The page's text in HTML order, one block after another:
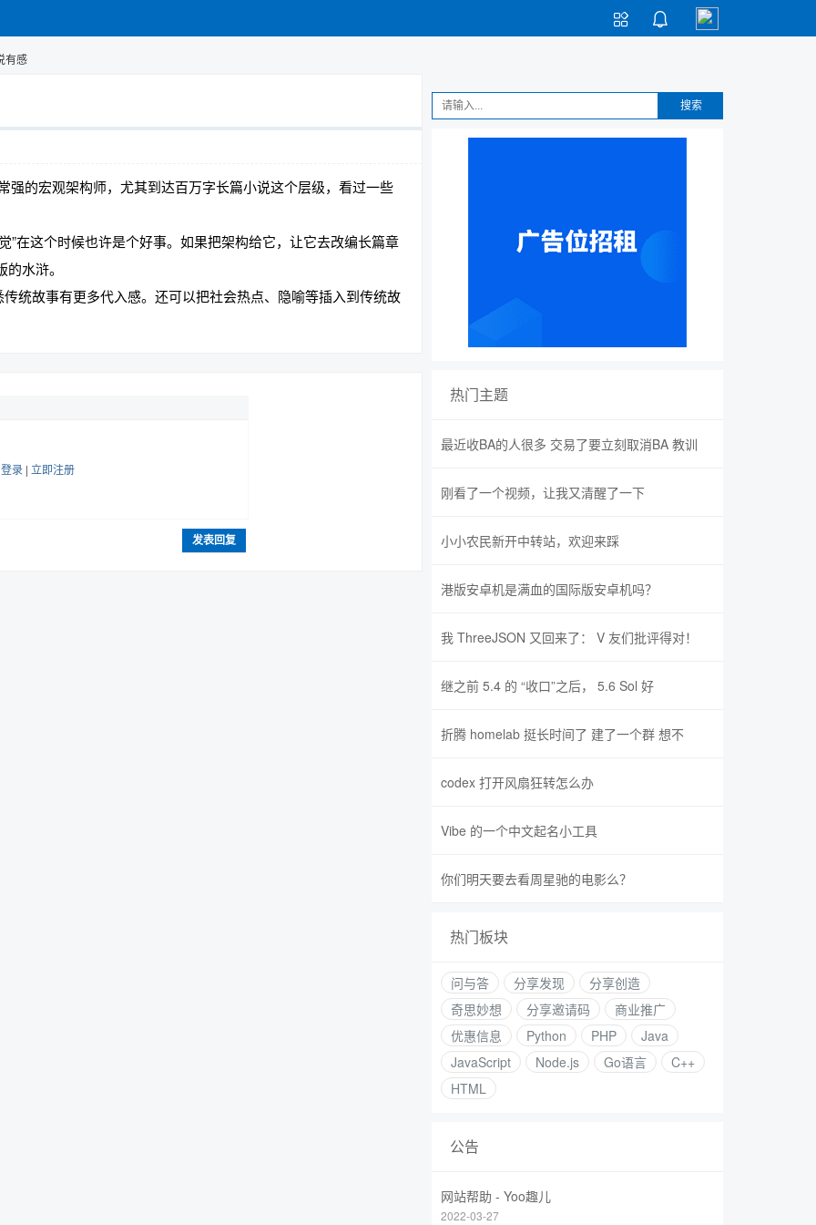


有感
强的宏观架构师，尤其到达百万字长篇小说这个层级，看过一些
”在这个时候也许是个好事。如果把架构给它，让它去改编长篇章
水浒。
统故事有更多代入感。还可以把社会热点、隐喻等插入到传统故
登录 | 立即注册
发表回复
搜索
热门主题
最近收BA的人很多 交易了要立刻取消BA 教训
刚看了一个视频，让我又清醒了一下
小小农民新开中转站，欢迎来踩
港版安卓机是满血的国际版安卓机吗？
我 ThreeJSON 又回来了： V 友们批评得对！
继之前 5.4 的 “收口”之后， 5.6 Sol 好
折腾 homelab 挺长时间了 建了一个群 想不
codex 打开风扇狂转怎么办
Vibe 的一个中文起名小工具
你们明天要去看周星驰的电影么？
热门板块
问与答 分享发现
分享创造
奇思妙想
分享邀请码
商业推广
优惠信息
Python PHP
Java
JavaScript
Node.js Go语言
C++
HTML
公告
网站帮助 - Yoo趣儿
2022-03-27